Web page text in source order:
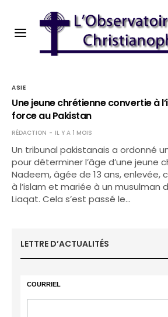
ASIE
Une jeune chrétienne convertie à
force au Pakistan
RÉDACTION IL Y A 1 MOIS
Un tribunal pakistanais a ordonné
pour déterminer l’âge d’une jeune
Nadeem, âgée de 13 ans, enlevée,
à l’islam et mariée à un musulman
Liaqat. Cela s’est passé le…
LETTRE D’ACTUALITÉS
COURRIEL